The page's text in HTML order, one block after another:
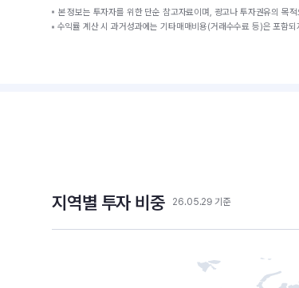
본 정보는 투자자를 위한 단순 참고자료이며, 광고나 투자권유의 목
수익률 계산 시 과거성과에는 기타매매비용(거래수수료 등)은 포함
지역별 투자 비중 26.05.29 기준